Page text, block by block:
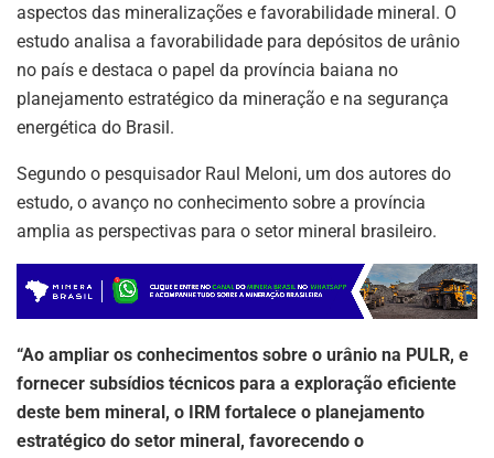
aspectos das mineralizações e favorabilidade mineral. O
estudo analisa a favorabilidade para depósitos de urânio
no país e destaca o papel da província baiana no
planejamento estratégico da mineração e na segurança
energética do Brasil.
Segundo o pesquisador Raul Meloni, um dos autores do
estudo, o avanço no conhecimento sobre a província
amplia as perspectivas para o setor mineral brasileiro.
“Ao ampliar os conhecimentos sobre o urânio na PULR, e
fornecer subsídios técnicos para a exploração eficiente
deste bem mineral, o IRM fortalece o planejamento
estratégico do setor mineral, favorecendo o